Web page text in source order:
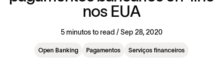
nos EUA
5 minutos to read / Sep 28, 2020
Open Banking Pagamentos Serviços financeiros